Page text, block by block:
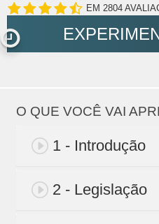
EM 2804
O QUE VOCÊ VAI
1 - Introdução
2 - Legislação